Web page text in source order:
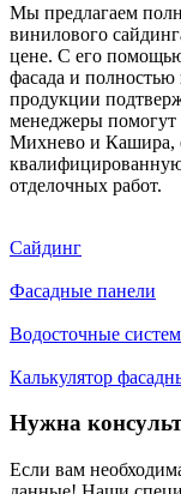
Мы предлагаем
винилового
цене. С его
фасада и полностью
продукции
менеджеры помогут
Михнево и Кашира,
отделочных работ.
Сайдинг
Фасадные панели
Водосточные
Калькулятор
Нужна
Если вам